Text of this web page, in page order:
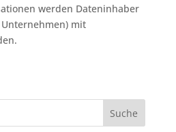
werden Dateninhaber
mit